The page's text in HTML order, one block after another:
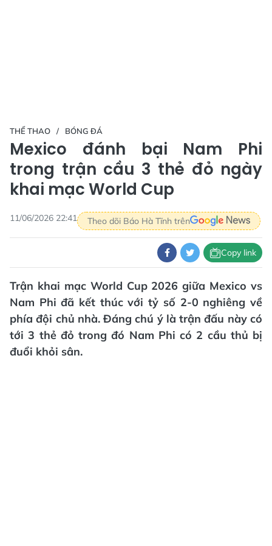
THỂ THAO BÓNG ĐÁ
Mexico đánh bại Nam Phi
trong trận cầu 3 thẻ đỏ ngày
khai mạc World Cup
11/06/2026 22:41 Theo dõi Báo Hà Tĩnh trên
Copy link
Trận khai mạc World Cup 2026 giữa Mexico vs
Nam Phi đã kết thúc với tỷ số 2-0 nghiêng về
phía đội chủ nhà. Đáng chú ý là trận đấu này có
tới 3 thẻ đỏ trong đó Nam Phi có 2 cầu thủ bị
đuổi khỏi sân.